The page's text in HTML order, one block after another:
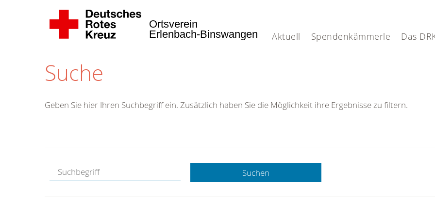
Aktuell Spendenkämmerle Das
Ortsverein
Erlenbach-Binswangen
Suche
Hotline.
gerne.
Geben Sie hier Ihren Suchbegriff ein. Zusätzlich haben Sie die Möglichkeit ihre Ergebnisse zu filtern.
Suchen